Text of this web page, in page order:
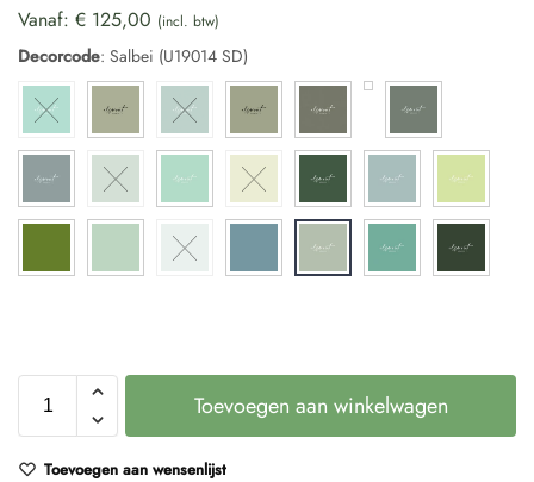
Vanaf: € 125,00 (incl. btw)
Decorcode: Salbei (U19014 SD)
Toevoegen aan winkelwagen
Toevoegen aan wensenlijst